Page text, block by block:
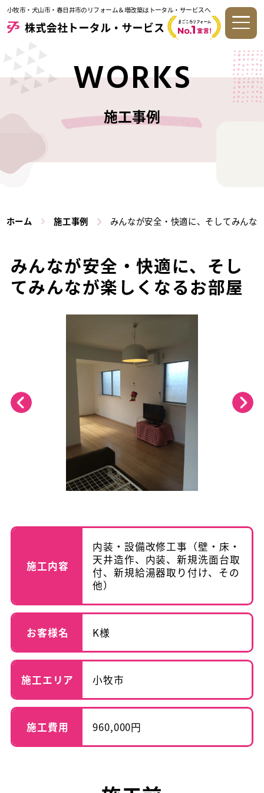
小牧市・犬山市・春日井市のリフォーム＆増改築はトータル・サービスへ
WORKS
施工事例
ホーム 施工事例 みんなが安全・快適に、そしてみんな
みんなが安全・快適に、そし
てみんなが楽しくなるお部屋
施工内容
内装・設備改修工事（壁・床・
天井造作、内装、新規洗面台取
付、新規給湯器取り付け、その
他）
お客様名 K様
施工エリア 小牧市
施工費用 960,000円